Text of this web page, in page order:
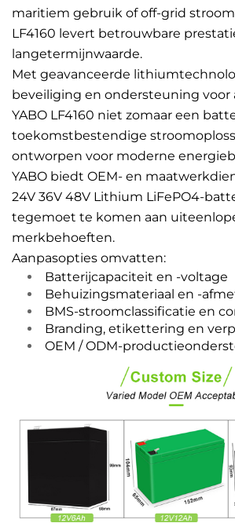
maritiem gebruik of off-grid
LF4160 levert betrouwbare
langetermijnwaarde.
Met geavanceerde
beveiliging en ondersteuning voor
YABO LF4160 niet zomaar een
toekomstbestendige
ontworpen voor moderne
YABO biedt OEM- en
24V 36V 48V Lithium LiFePO4-
tegemoet te komen aan
merkbehoeften.
Aanpasopties omvatten:
Batterijcapaciteit en -voltage
Behuizingsmateriaal en -
BMS-stroomclassificatie en
Branding, etikettering en
OEM / ODM-